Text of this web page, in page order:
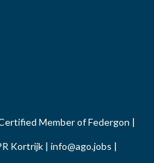
Member of Federgon |
Kortrijk | info@ago.jobs |